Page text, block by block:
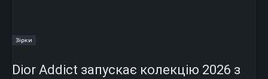
Зірки
Dior Addict запускає колекцію 2026 з